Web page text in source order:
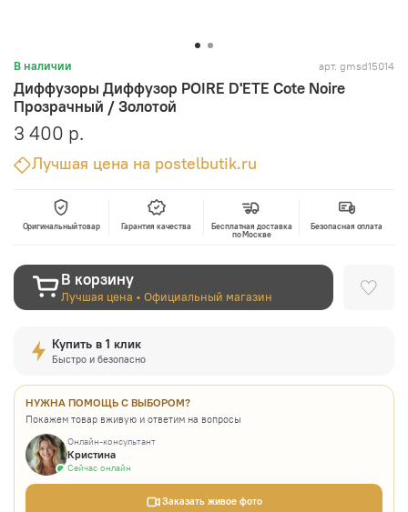
В наличии арт. gmsd15014
Диффузоры Диффузор POIRE D'ETE Cote Noire
Прозрачный / Золотой
3 400 р.
Лучшая цена на postelbutik.ru
Оригинальный товар Гарантия качества
Бесплатная доставка
по Москве
Безопасная оплата
В корзину
Лучшая цена • Официальный магазин
Купить в 1 клик
Быстро и безопасно
НУЖНА ПОМОЩЬ С ВЫБОРОМ?
Покажем товар вживую и ответим на вопросы
Онлайн-консультант
Кристина
Сейчас онлайн
Заказать живое фото